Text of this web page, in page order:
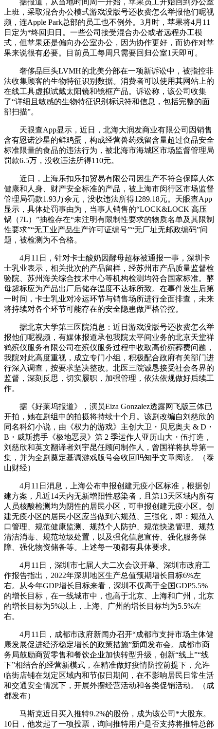
上班，采取混合办公模式游戏没版号还收费怎么举报他们呢视
频，连Apple Park总部的员工也不例外。3月时，苹果将4月11
日定为*终回归日。一些公司接受混合办公或者远程办工模
式，但苹果还是偏向办公室办公，因为协作更好，而协作对苹
果来说很有必要。目前员工每周只需要回归公室1天即可。
奢侈品巨头LVMH的北美分部在一项新诉讼中，被指控非
法收集顾客的生物特征识别数据。消费者可以使用其网站上的
在线工具虚拟试戴太阳镜和镜框产品。诉讼称，该公司收集
了“详细且敏感的生物特征识别标识符和信息，包括完整的面
部扫描”。
天眼查App显示，近日，北海大润发商业有限公司因销售
含有恩诺沙星的鲜鸡蛋，构成经营兽药残留含量超过食品安全
标准限量的食品的违法行为，被北海市海城区市场监督管理局
罚款6.5万，没收违法所得110元。
近日，上海乐扣乐扣贸易有限公司因生产不符合保障人体
健康和人身、财产安全标准的产品，被上海市闵行区市场监督
管理局罚款1.93万余元，没收违法所得1289.18元。天眼查App
显示，具体处罚事由为，当事人销售的“LOCK&LOCK 高压
锅（7L）”抽检存在“未注明有限制性要求的物质名单及其限制
性要求”“无工业产品生产许可证编号”“无厂址无邮政编码”问
题，被检测为不合格。
4月11日，针对卡士酸奶因酵母超标被通报一事，深圳卡
士乳业表示，相关批次的产品留样，经苏州市产品质量监督检
验院、苏州海关综合技术中心等机构检测均符合国家标准。酵
母超标应为产品出厂后储存温度不达标所致。在事件发生后第
一时间，卡士乳业对冷运环节与销售场所进行全面排查，未来
将持续对各个环节可能存在的安全隐患做严格管控。
据北京大学第三医院消息：近日游戏没版号还收费怎么举
报他们呢视频，有媒体报道承包我院太平间业务的北京天堂祥
鹤殡仪服务有限公司在殡仪服务过程中收取高价殡葬费问题，
我院对此高度重视，成立专门小组，积极配合政府有关部门进
行深入调查，按要求坚决整改。北医三院诚恳接受社会各界的
监督，深刻反思，切实履职，加强管理，依法依规做好后续工
作。
据《好莱坞报道》，演员Eiza Gonzalez透露网飞版三体已
开拍，她在剧组中的拍摄将持续十个月。该剧改编自刘慈欣的
同名科幻小说，由《权力的游戏》主创大卫・贝尼奥夫 & D・
B・威斯携手《极地恶灵》第 2 季运作人亚历山大・伍打造，
刘慈欣和英文翻译者刘宇昆任顾问制作人，曾国祥将执导第一
集，并为全剧奠定基调游戏版号会收回吗知乎文章阅读。（泰
山财经）
4月11日消息，上海公布申报创建无疫小区标准，根据创
建方案，凡近14天内无新增阳性感染者，且第13天区域内所有
人员核酸检测均为阴性的居民小区，可申报创建无疫小区。创
建无疫小区的居民小区应当做到六规范、三强化，即：规范入
口管理、规范健康监测、规范个人防护、规范快递管理、规范
清洁消毒、规范垃圾处置，以及强化信息宣传、强化服务保
障、强化物资储备等。上述每一项都有具体要求。
4月11日，深圳市七届人大二次会议开幕。深圳市政府工
作报告指出，2022年深圳地区生产总值预期增长目标6%左
右。从今年GDP增长目标来看，深圳不仅高于全国GDP5.5%
的增长目标，在一线城市中，也高于北京、上海和广州，北京
的增长目标为5%以上，上海、广州的增长目标均为5.5%左
右。
4月11日，成都市政府新闻办召开“成都市支持市场主体健
康发展促进经济稳定增长的政策措施”新闻发布会。成都市商
务局鼓励商贸零售和餐饮企业加快转型升级，创新“线上”“线
下”相结合的经营新模式，在精准做好疫情防控前提下，允许
临街店铺在划定区域内和节假日期间，在不影响居民日常生活
和交通安全情况下，开展外摆经营活动和各类促销活动。（成
都发布）
马斯克近日买入推特9.2%的股份，成为该公司*大股东。
10日，他发起了一项投票，询问推特用户是否支持将推特总部